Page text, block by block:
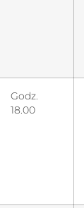
Godz.
18.00